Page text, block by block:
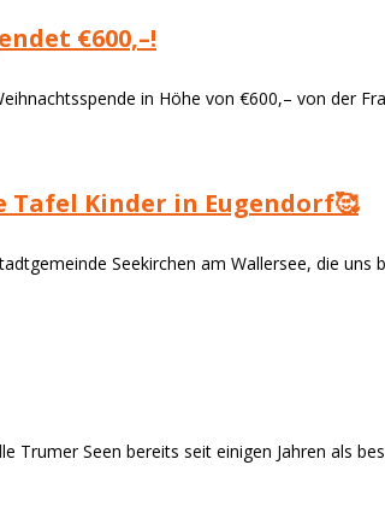
€600,–!
in Höhe von €600,– von der
Kinder in Eugendorf🥰
Seekirchen am Wallersee, die
Trumer Seen bereits seit einigen Jahren als